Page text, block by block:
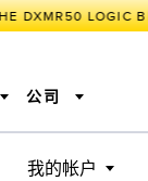
DXMR50 LOGIC
我的帐户
公司